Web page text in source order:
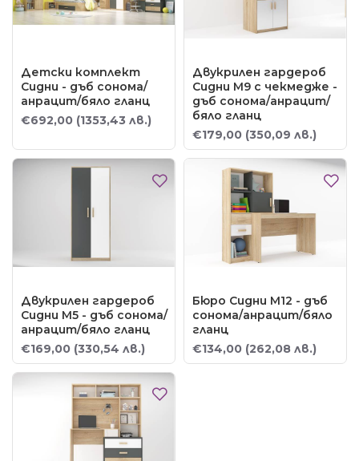
Детски комплект
Сидни - дъб сонома/
анрацит/бяло гланц
€692,00 (1353,43 лв.)
Двукрилен гардероб
Сидни М9 с чекмедже -
дъб сонома/анрацит/
бяло гланц
€179,00 (350,09 лв.)
Двукрилен гардероб
Сидни М5 - дъб сонома/
анрацит/бяло гланц
€169,00 (330,54 лв.)
Бюро Сидни М12 - дъб
сонома/анрацит/бяло
гланц
€134,00 (262,08 лв.)